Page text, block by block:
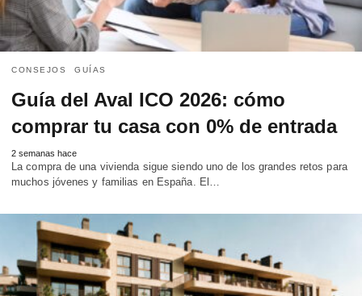
CONSEJOS GUÍAS
Guía del Aval ICO 2026: cómo
comprar tu casa con 0% de entrada
2 semanas hace
La compra de una vivienda sigue siendo uno de los grandes retos para
muchos jóvenes y familias en España. El…